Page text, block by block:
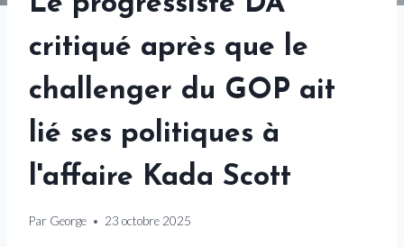
critiqué après que le
challenger du GOP ait
lié ses politiques à
l'affaire Kada Scott
Par George 23 octobre 2025